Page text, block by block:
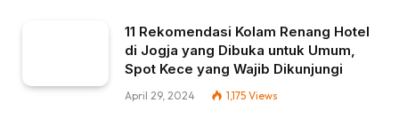
11 Rekomendasi Kolam Renang Hotel
di Jogja yang Dibuka untuk Umum,
Spot Kece yang Wajib Dikunjungi
April 29, 2024 1,175 Views